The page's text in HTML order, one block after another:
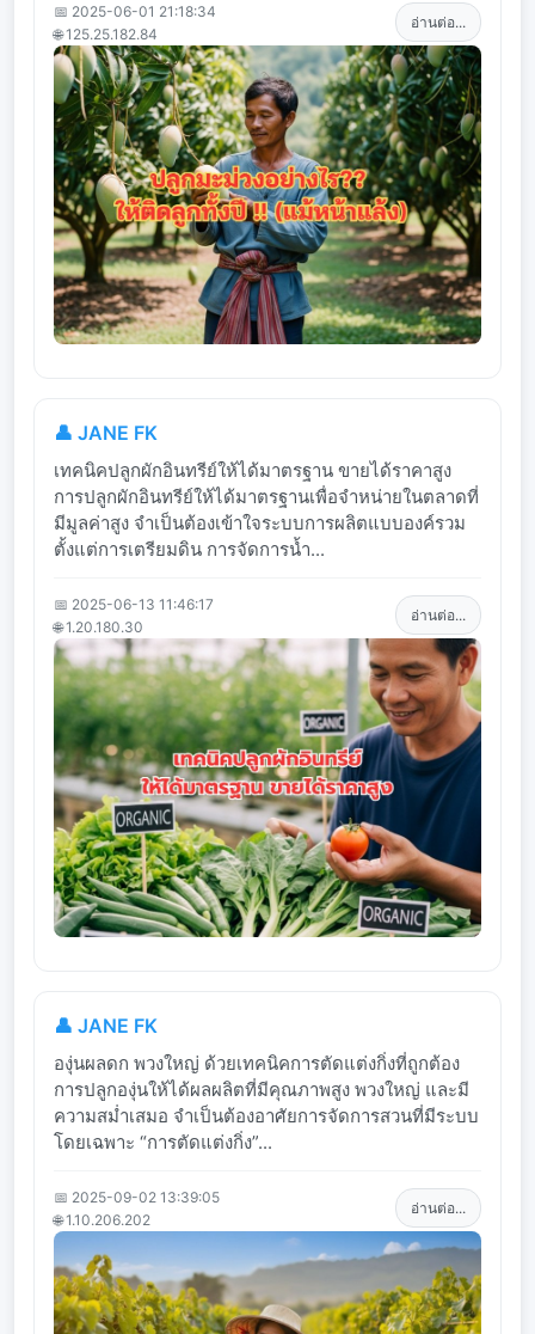
📅 2025-06-01 21:18:34
🌐 125.25.182.84
อ่านต่อ...
👤 JANE FK
เทคนิคปลูกผักอินทรีย์ให้ได้มาตรฐาน ขายได้ราคาสูง
การปลูกผักอินทรีย์ให้ได้มาตรฐานเพื่อจำหน่ายในตลาดที่
มีมูลค่าสูง จำเป็นต้องเข้าใจระบบการผลิตแบบองค์รวม
ตั้งแต่การเตรียมดิน การจัดการน้ำ...
📅 2025-06-13 11:46:17
🌐 1.20.180.30
อ่านต่อ...
👤 JANE FK
องุ่นผลดก พวงใหญ่ ด้วยเทคนิคการตัดแต่งกิ่งที่ถูกต้อง
การปลูกองุ่นให้ได้ผลผลิตที่มีคุณภาพสูง พวงใหญ่ และมี
ความสม่ำเสมอ จำเป็นต้องอาศัยการจัดการสวนที่มีระบบ
โดยเฉพาะ “การตัดแต่งกิ่ง”...
📅 2025-09-02 13:39:05
🌐 1.10.206.202
อ่านต่อ...